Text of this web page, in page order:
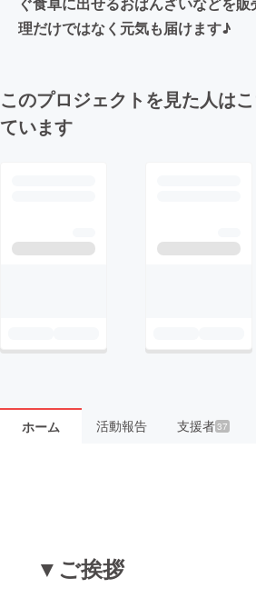
理だけではなく元気も届けます♪
このプロジェクトを見た人は
ています
ホーム 活動報告 支援者37
▼ご挨拶